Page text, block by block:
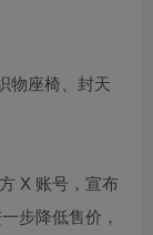
物座椅、封天
X 账号，宣布
步降低售价，